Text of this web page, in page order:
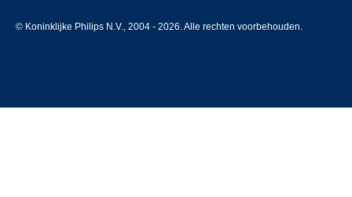
© Koninklijke Philips N.V., 2004 - 2026. Alle rechten voorbehouden.